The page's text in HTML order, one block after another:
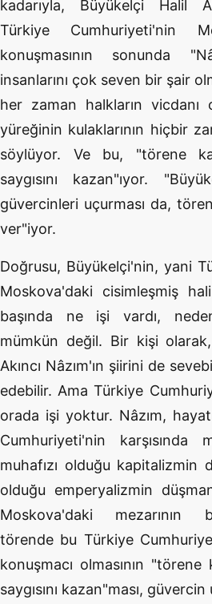
kadarıyla, Büyükelçi Halil
Türkiye Cumhuriyeti'nin
konuşmasının sonunda
insanlarını çok seven bir şair
her zaman halkların vicdanı
yüreğinin kulaklarının hiçbir
söylüyor. Ve bu, "törene
saygısını kazan"ıyor.
güvercinleri uçurması da,
ver"iyor.
Doğrusu, Büyükelçi'nin, yani
Moskova'daki cisimleşmiş
başında ne işi vardı,
mümkün değil. Bir kişi
Akıncı Nâzım'ın şiirini de
edebilir. Ama Türkiye
orada işi yoktur. Nâzım,
Cumhuriyeti'nin karşısında
muhafızı olduğu kapitalizmin
olduğu emperyalizmin
Moskova'daki mezarının
törende bu Türkiye
konuşmacı olmasının "törene
saygısını kazan"ması,